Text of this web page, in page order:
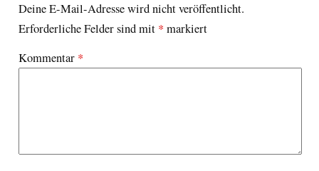
Deine E-Mail-Adresse wird nicht veröffentlicht.
Erforderliche Felder sind mit * markiert
Kommentar *